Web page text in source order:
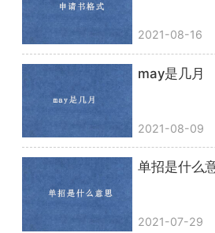
2021-08-16
may是几月
2021-08-09
单招是什么
2021-07-29